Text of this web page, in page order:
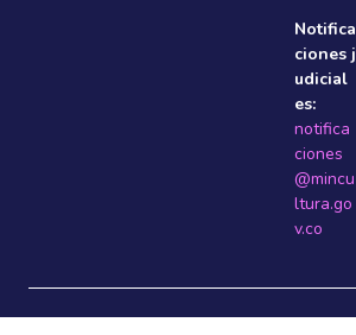
Notifica
ciones j
udicial
es:
notifica
ciones
@mincu
ltura.go
v.co